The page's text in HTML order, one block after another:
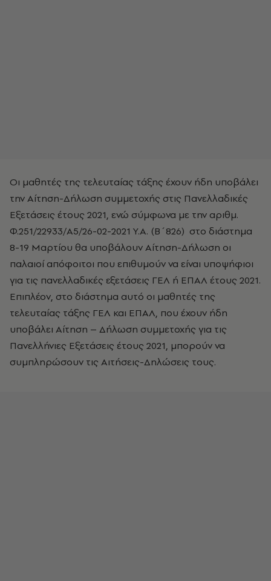
Οι μαθητές της τελευταίας τάξης έχουν ήδη υποβάλει
την Αίτηση-Δήλωση συμμετοχής στις Πανελλαδικές
Εξετάσεις έτους 2021, ενώ σύμφωνα με την αριθμ.
Φ.251/22933/Α5/26-02-2021 Υ.Α. (Β΄826) στο διάστημα
8-19 Μαρτίου θα υποβάλουν Αίτηση-Δήλωση οι
παλαιοί απόφοιτοι που επιθυμούν να είναι υποψήφιοι
για τις πανελλαδικές εξετάσεις ΓΕΛ ή ΕΠΑΛ έτους 2021.
Επιπλέον, στο διάστημα αυτό οι μαθητές της
τελευταίας τάξης ΓΕΛ και ΕΠΑΛ, που έχουν ήδη
υποβάλει Αίτηση – Δήλωση συμμετοχής για τις
Πανελλήνιες Εξετάσεις έτους 2021, μπορούν να
συμπληρώσουν τις Αιτήσεις-Δηλώσεις τους.